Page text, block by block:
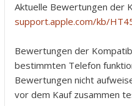
Aktuelle Bewertungen der
support.apple.com/kb/
Bewertungen der
bestimmten Telefon
Bewertungen nicht
vor dem Kauf zusammen